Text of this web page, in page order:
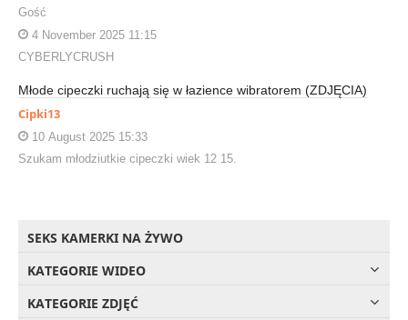
Gość
4 November 2025 11:15
CYBERLYCRUSH
Młode cipeczki ruchają się w łazience wibratorem (ZDJĘCIA)
Cipki13
10 August 2025 15:33
Szukam młodziutkie cipeczki wiek 12 15.
SEKS KAMERKI NA ŻYWO
KATEGORIE WIDEO
KATEGORIE ZDJĘĆ